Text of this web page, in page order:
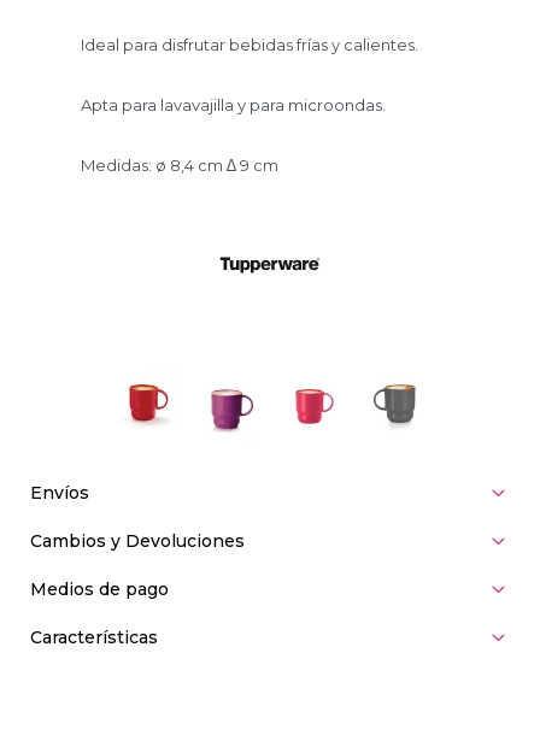
Ideal para disfrutar bebidas frías y calientes.
Apta para lavavajilla y para microondas.
Medidas: ø 8,4 cm ∆ 9 cm
Envíos
Cambios y Devoluciones
Medios de pago
Características